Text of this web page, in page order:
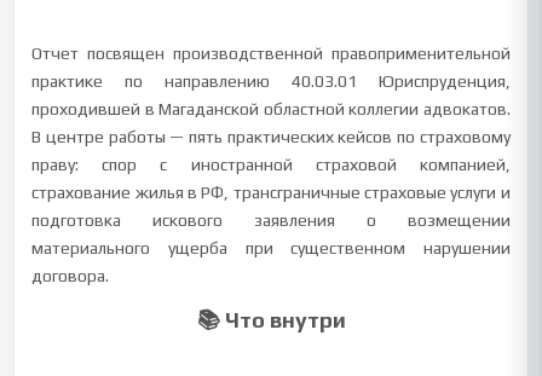
Отчет посвящен производственной правоприменительной
практике по направлению 40.03.01 Юриспруденция,
проходившей в Магаданской областной коллегии адвокатов.
В центре работы — пять практических кейсов по страховому
праву: спор с иностранной страховой компанией,
страхование жилья в РФ, трансграничные страховые услуги и
подготовка искового заявления о возмещении
материального ущерба при существенном нарушении
договора.
📚 Что внутри